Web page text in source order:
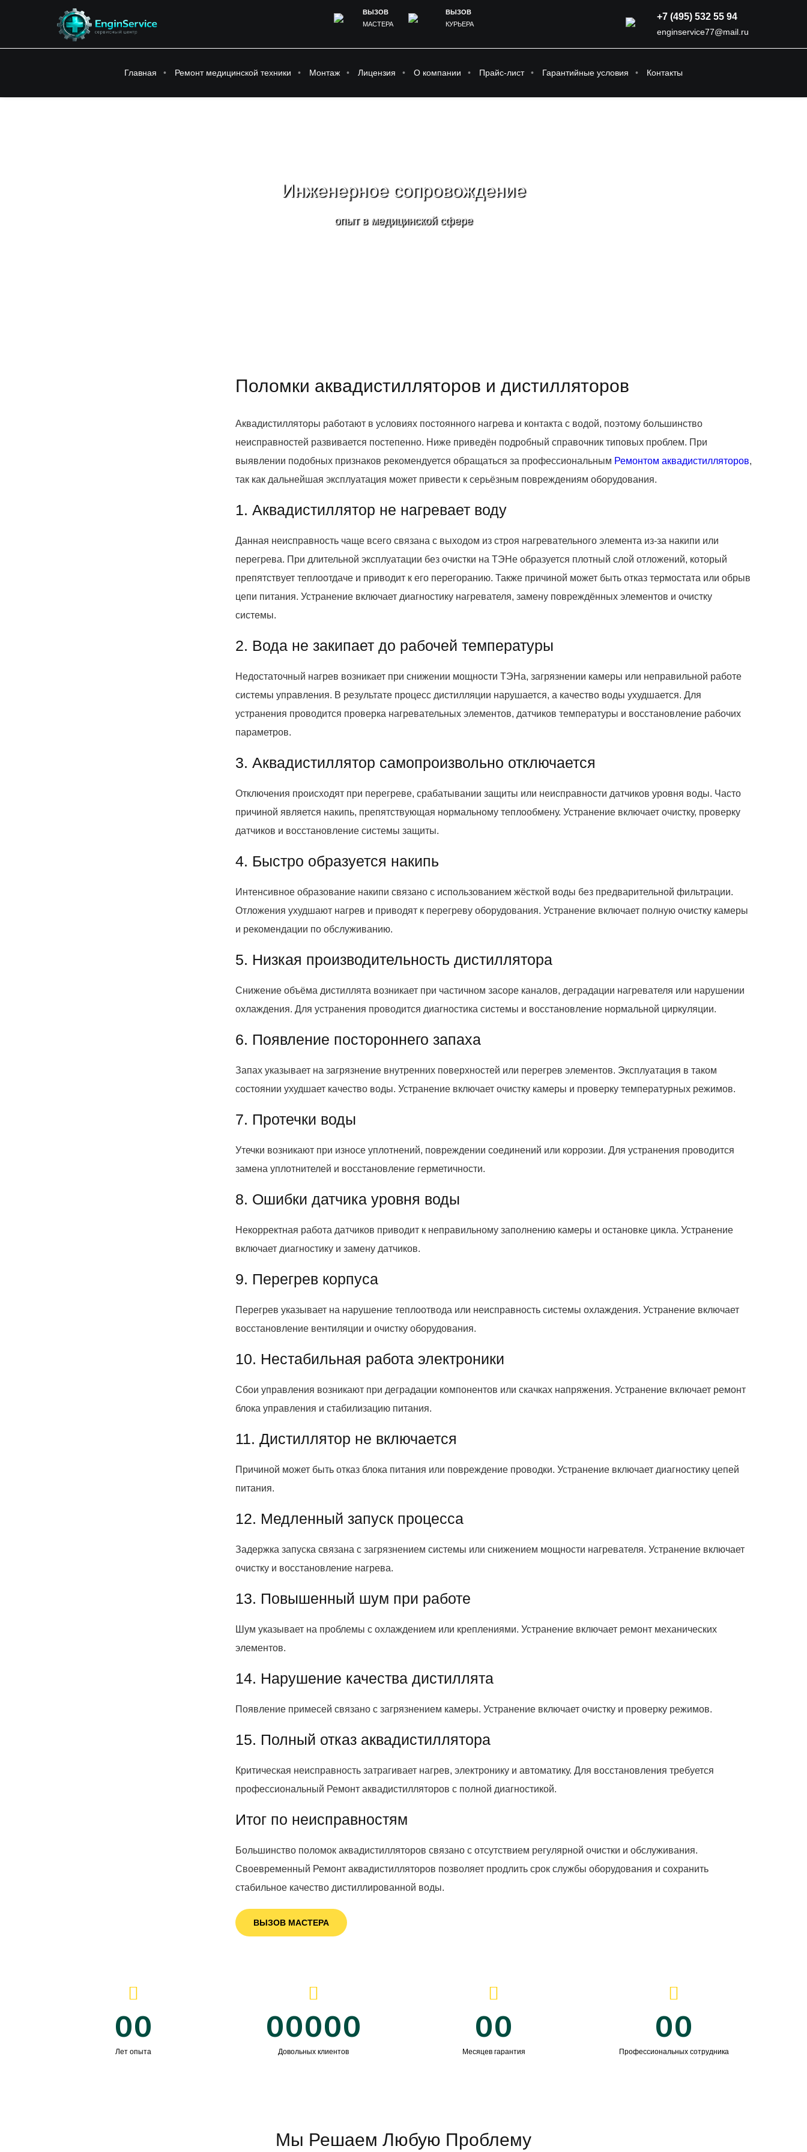
ВЫЗОВ
МАСТЕРА
ВЫЗОВ
КУРЬЕРА
+7 (495) 532 55 94
enginservice77@mail.ru
Главная Ремонт медицинской техники Монтаж Лицензия О компании Прайс-лист Гарантийные условия Контакты
Инженерное сопровождение
опыт в медицинской сфере
Поломки аквадистилляторов и дистилляторов
Аквадистилляторы работают в условиях постоянного нагрева и контакта с водой, поэтому большинство
неисправностей развивается постепенно. Ниже приведён подробный справочник типовых проблем. При
выявлении подобных признаков рекомендуется обращаться за профессиональным Ремонтом аквадистилляторов,
так как дальнейшая эксплуатация может привести к серьёзным повреждениям оборудования.
1. Аквадистиллятор не нагревает воду
Данная неисправность чаще всего связана с выходом из строя нагревательного элемента из-за накипи или
перегрева. При длительной эксплуатации без очистки на ТЭНе образуется плотный слой отложений, который
препятствует теплоотдаче и приводит к его перегоранию. Также причиной может быть отказ термостата или обрыв
цепи питания. Устранение включает диагностику нагревателя, замену повреждённых элементов и очистку
системы.
2. Вода не закипает до рабочей температуры
Недостаточный нагрев возникает при снижении мощности ТЭНа, загрязнении камеры или неправильной работе
системы управления. В результате процесс дистилляции нарушается, а качество воды ухудшается. Для
устранения проводится проверка нагревательных элементов, датчиков температуры и восстановление рабочих
параметров.
3. Аквадистиллятор самопроизвольно отключается
Отключения происходят при перегреве, срабатывании защиты или неисправности датчиков уровня воды. Часто
причиной является накипь, препятствующая нормальному теплообмену. Устранение включает очистку, проверку
датчиков и восстановление системы защиты.
4. Быстро образуется накипь
Интенсивное образование накипи связано с использованием жёсткой воды без предварительной фильтрации.
Отложения ухудшают нагрев и приводят к перегреву оборудования. Устранение включает полную очистку камеры
и рекомендации по обслуживанию.
5. Низкая производительность дистиллятора
Снижение объёма дистиллята возникает при частичном засоре каналов, деградации нагревателя или нарушении
охлаждения. Для устранения проводится диагностика системы и восстановление нормальной циркуляции.
6. Появление постороннего запаха
Запах указывает на загрязнение внутренних поверхностей или перегрев элементов. Эксплуатация в таком
состоянии ухудшает качество воды. Устранение включает очистку камеры и проверку температурных режимов.
7. Протечки воды
Утечки возникают при износе уплотнений, повреждении соединений или коррозии. Для устранения проводится
замена уплотнителей и восстановление герметичности.
8. Ошибки датчика уровня воды
Некорректная работа датчиков приводит к неправильному заполнению камеры и остановке цикла. Устранение
включает диагностику и замену датчиков.
9. Перегрев корпуса
Перегрев указывает на нарушение теплоотвода или неисправность системы охлаждения. Устранение включает
восстановление вентиляции и очистку оборудования.
10. Нестабильная работа электроники
Сбои управления возникают при деградации компонентов или скачках напряжения. Устранение включает ремонт
блока управления и стабилизацию питания.
11. Дистиллятор не включается
Причиной может быть отказ блока питания или повреждение проводки. Устранение включает диагностику цепей
питания.
12. Медленный запуск процесса
Задержка запуска связана с загрязнением системы или снижением мощности нагревателя. Устранение включает
очистку и восстановление нагрева.
13. Повышенный шум при работе
Шум указывает на проблемы с охлаждением или креплениями. Устранение включает ремонт механических
элементов.
14. Нарушение качества дистиллята
Появление примесей связано с загрязнением камеры. Устранение включает очистку и проверку режимов.
15. Полный отказ аквадистиллятора
Критическая неисправность затрагивает нагрев, электронику и автоматику. Для восстановления требуется
профессиональный Ремонт аквадистилляторов с полной диагностикой.
Итог по неисправностям
Большинство поломок аквадистилляторов связано с отсутствием регулярной очистки и обслуживания.
Своевременный Ремонт аквадистилляторов позволяет продлить срок службы оборудования и сохранить
стабильное качество дистиллированной воды.
ВЫЗОВ МАСТЕРА
00
Лет опыта
00000
Довольных клиентов
00
Месяцев гарантия
00
Профессиональных сотрудника
Мы Решаем Любую Проблему